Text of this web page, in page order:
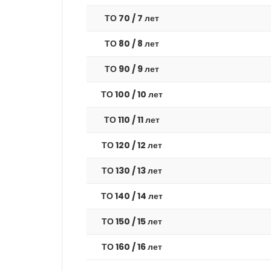
ТО 70 / 7 лет
ТО 80 / 8 лет
ТО 90 / 9 лет
ТО 100 / 10 лет
ТО 110 / 11 лет
ТО 120 / 12 лет
ТО 130 / 13 лет
ТО 140 / 14 лет
ТО 150 / 15 лет
ТО 160 / 16 лет